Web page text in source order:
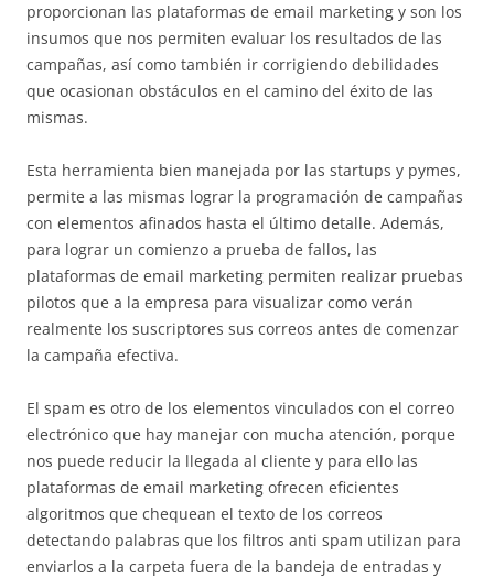
proporcionan las plataformas de email marketing y son los
insumos que nos permiten evaluar los resultados de las
campañas, así como también ir corrigiendo debilidades
que ocasionan obstáculos en el camino del éxito de las
mismas.
Esta herramienta bien manejada por las startups y pymes,
permite a las mismas lograr la programación de campañas
con elementos afinados hasta el último detalle. Además,
para lograr un comienzo a prueba de fallos, las
plataformas de email marketing permiten realizar pruebas
pilotos que a la empresa para visualizar como verán
realmente los suscriptores sus correos antes de comenzar
la campaña efectiva.
El spam es otro de los elementos vinculados con el correo
electrónico que hay manejar con mucha atención, porque
nos puede reducir la llegada al cliente y para ello las
plataformas de email marketing ofrecen eficientes
algoritmos que chequean el texto de los correos
detectando palabras que los filtros anti spam utilizan para
enviarlos a la carpeta fuera de la bandeja de entradas y